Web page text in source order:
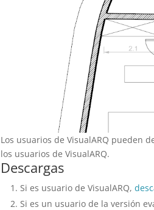
Los usuarios de VisualARQ pueden
los usuarios de VisualARQ.
Descargas
Si es usuario de VisualARQ,
Si es un usuario de la versión